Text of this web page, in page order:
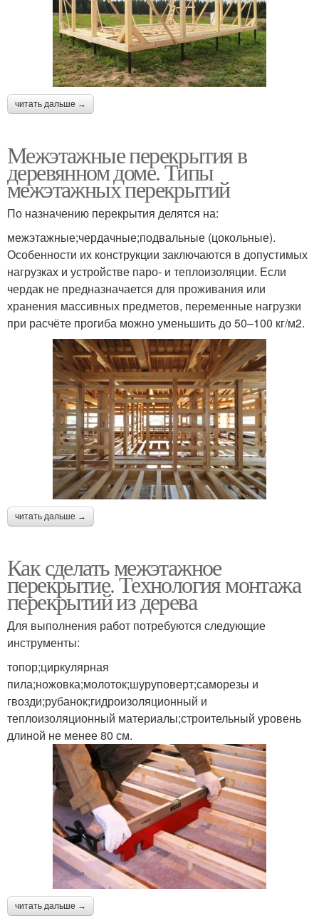
читать дальше →
Межэтажные перекрытия в
деревянном доме. Типы
межэтажных перекрытий
По назначению перекрытия делятся на:
межэтажные;чердачные;подвальные (цокольные).
Особенности их конструкции заключаются в допустимых
нагрузках и устройстве паро- и теплоизоляции. Если
чердак не предназначается для проживания или
хранения массивных предметов, переменные нагрузки
при расчёте прогиба можно уменьшить до 50–100 кг/м2.
читать дальше →
Как сделать межэтажное
перекрытие. Технология монтажа
перекрытий из дерева
Для выполнения работ потребуются следующие
инструменты:
топор;циркулярная
пила;ножовка;молоток;шуруповерт;саморезы и
гвозди;рубанок;гидроизоляционный и
теплоизоляционный материалы;строительный уровень
длиной не менее 80 см.
читать дальше →